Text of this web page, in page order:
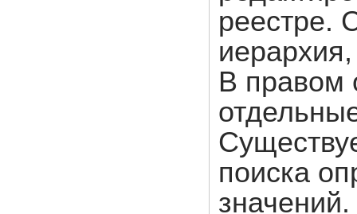
реестре.
В правом
поиска